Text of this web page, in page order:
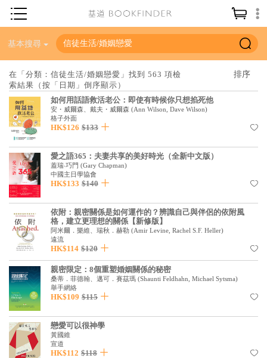
神學／教義
聖經
信仰入門
教會歷史
靈修／禱告
信徒生活
分齡牧養
社會／倫理
哲學／宗教比較
見證／傳記
文藝／勵志
童書
精選影音
基本搜尋
在「分類：信徒生活/婚姻戀愛」找到 563 項檢
索結果（按「日期」倒序顯示）
如何用話語救活老公：即使有時候你只想掐死他
安・威爾森、戴夫・威爾森 (Ann Wilson, Dave Wilson)
格子外面
HK$126 $133
愛之語365：夫妻共享的美好時光（全新中文版）
蓋瑞‧巧門 (Gary Chapman)
中國主日學協會
HK$133 $140
依附：親密關係是如何運作的？辨識自己與伴侶的依附風
格，建立更理想的關係【新修版】
阿米爾．樂維、瑞秋．赫勒 (Amir Levine, Rachel S.F. Heller)
遠流
HK$114 $120
親密限定：8個重塑婚姻關係的秘密
桑蒂．菲德翰、邁可．賽茲瑪 (Shaunti Feldhahn, Michael Sytsma)
舉手網絡
HK$109 $115
戀愛可以很神學
黃國維
宣道
HK$112 $118